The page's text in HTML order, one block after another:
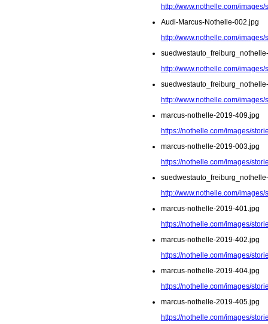
http://www.nothelle.com/
Audi-Marcus-Nothelle-002.jpg
http://www.nothelle.com/
http://www.nothelle.com/
http://www.nothelle.com/
marcus-nothelle-2019-409.jpg
https://nothelle.com/images/
marcus-nothelle-2019-003.jpg
https://nothelle.com/images/
http://www.nothelle.com/
marcus-nothelle-2019-401.jpg
https://nothelle.com/images/
marcus-nothelle-2019-402.jpg
https://nothelle.com/images/
marcus-nothelle-2019-404.jpg
https://nothelle.com/images/
marcus-nothelle-2019-405.jpg
https://nothelle.com/images/